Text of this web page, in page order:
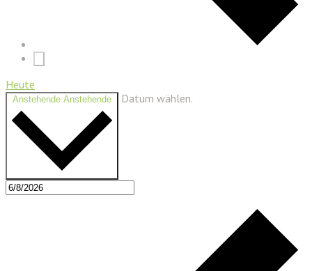
Heute
Anstehende Anstehende Datum wählen.